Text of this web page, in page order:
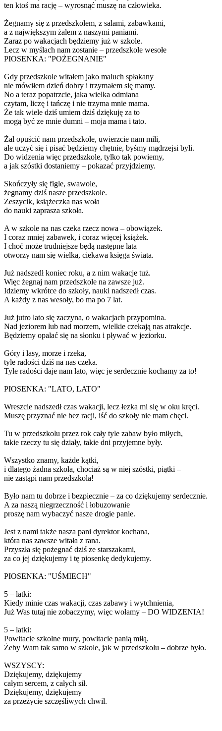
ten ktoś ma rację – wyrosnąć muszę na człowieka.
Żegnamy się z przedszkolem, z salami, zabawkami,
a z największym żalem z naszymi paniami.
Zaraz po wakacjach będziemy już w szkole.
Lecz w myślach nam zostanie – przedszkole wesołe
PIOSENKA: "POŻEGNANIE"
Gdy przedszkole witałem jako maluch spłakany
nie mówiłem dzień dobry i trzymałem się mamy.
No a teraz popatrzcie, jaka wielka odmiana
czytam, liczę i tańczę i nie trzyma mnie mama.
Że tak wiele dziś umiem dziś dziękuję za to
mogą być ze mnie dumni – moja mama i tato.
Żal opuścić nam przedszkole, uwierzcie nam mili,
ale uczyć się i pisać będziemy chętnie, byśmy mądrzejsi byli.
Do widzenia więc przedszkole, tylko tak powiemy,
a jak szóstki dostaniemy – pokazać przyjdziemy.
Skończyły się figle, swawole,
żegnamy dziś nasze przedszkole.
Zeszycik, książeczka nas woła
do nauki zaprasza szkoła.
A w szkole na nas czeka rzecz nowa – obowiązek.
I coraz mniej zabawek, i coraz więcej książek.
I choć może trudniejsze będą następne lata
otworzy nam się wielka, ciekawa księga świata.
Już nadszedł koniec roku, a z nim wakacje tuż.
Więc żegnaj nam przedszkole na zawsze już.
Idziemy wkrótce do szkoły, nauki nadszedł czas.
A każdy z nas wesoły, bo ma po 7 lat.
Już jutro lato się zaczyna, o wakacjach przypomina.
Nad jeziorem lub nad morzem, wielkie czekają nas atrakcje.
Będziemy opalać się na słonku i pływać w jeziorku.
Góry i lasy, morze i rzeka,
tyle radości dziś na nas czeka.
Tyle radości daje nam lato, więc je serdecznie kochamy za to!
PIOSENKA: "LATO, LATO"
Wreszcie nadszedł czas wakacji, lecz łezka mi się w oku kręci.
Muszę przyznać nie bez racji, iść do szkoły nie mam chęci.
Tu w przedszkolu przez rok cały tyle zabaw było miłych,
takie rzeczy tu się działy, takie dni przyjemne były.
Wszystko znamy, każde kątki,
i dlatego żadna szkoła, chociaż są w niej szóstki, piątki –
nie zastąpi nam przedszkola!
Było nam tu dobrze i bezpiecznie – za co dziękujemy serdecznie.
A za naszą niegrzeczność i łobuzowanie
proszę nam wybaczyć nasze drogie panie.
Jest z nami także nasza pani dyrektor kochana,
która nas zawsze witała z rana.
Przyszła się pożegnać dziś ze starszakami,
za co jej dziękujemy i tę piosenkę dedykujemy.
PIOSENKA: "UŚMIECH"
5 – latki:
Kiedy minie czas wakacji, czas zabawy i wytchnienia,
Już Was tutaj nie zobaczymy, więc wołamy – DO WIDZENIA!
5 – latki:
Powitacie szkolne mury, powitacie panią miłą.
Żeby Wam tak samo w szkole, jak w przedszkolu – dobrze było.
WSZYSCY:
Dziękujemy, dziękujemy
całym sercem, z całych sił.
Dziękujemy, dziękujemy
za przeżycie szczęśliwych chwil.